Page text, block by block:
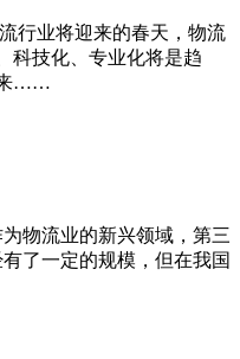
行业将迎来的春天，物流
科技化、专业化将是趋
来……
物流业的新兴领域，第三
了一定的规模，但在我国